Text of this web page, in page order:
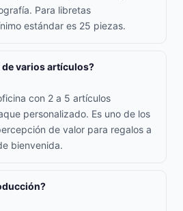
Para libretas
estándar es 25 piezas.
de varios artículos?
con 2 a 5 artículos
personalizado. Es uno de los
de valor para regalos a
bienvenida.